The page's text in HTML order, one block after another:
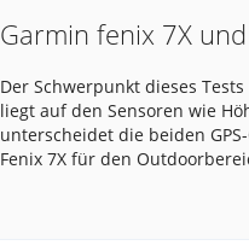
Garmin fenix 7X
Der Schwerpunkt dieses
liegt auf den Sensoren wie
unterscheidet die beiden
Fenix 7X für den